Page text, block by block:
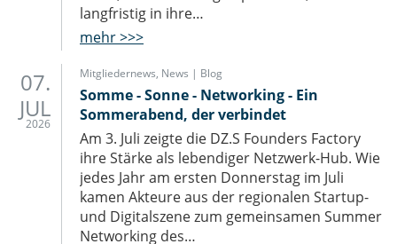
langfristig in ihre…
mehr >>>
07.
JUL
2026
Mitgliedernews, News | Blog
Somme - Sonne - Networking - Ein
Sommerabend, der verbindet
Am 3. Juli zeigte die DZ.S Founders Factory
ihre Stärke als lebendiger Netzwerk-Hub. Wie
jedes Jahr am ersten Donnerstag im Juli
kamen Akteure aus der regionalen Startup-
und Digitalszene zum gemeinsamen Summer
Networking des…